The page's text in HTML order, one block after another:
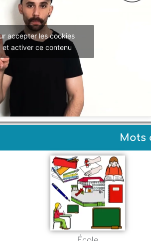
accepter les cookies
et activer ce contenu
Mots